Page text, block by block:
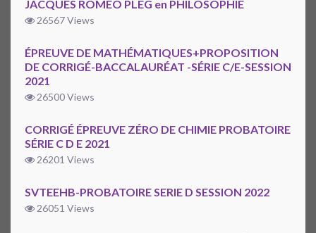
JACQUES ROMEO PLEG en PHILOSOPHIE
26567 Views
ÉPREUVE DE MATHÉMATIQUES+PROPOSITION
DE CORRIGÉ-BACCALAURÉAT -SÉRIE C/E-SESSION
2021
26500 Views
CORRIGÉ ÉPREUVE ZÉRO DE CHIMIE PROBATOIRE
SÉRIE C D E 2021
26201 Views
SVTEEHB-PROBATOIRE SERIE D SESSION 2022
26051 Views